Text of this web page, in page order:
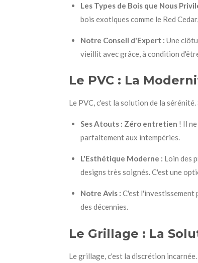
Les Types de Bois que Nous
bois exotiques comme le Red
Notre Conseil d'Expert : Une
vieillit avec grâce, à condition
Le PVC : La
Le PVC, c'est la solution de la
Ses Atouts : Zéro entretien ! Il
parfaitement aux intempéries.
L'Esthétique Moderne : Loin des
designs très soignés. C'est une
Notre Avis : C'est l'investissement
des décennies.
Le Grillage : La
Le grillage, c'est la discrétion